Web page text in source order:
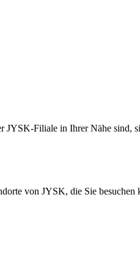
JYSK-Filiale in Ihrer Nähe sind,
von JYSK, die Sie besuchen